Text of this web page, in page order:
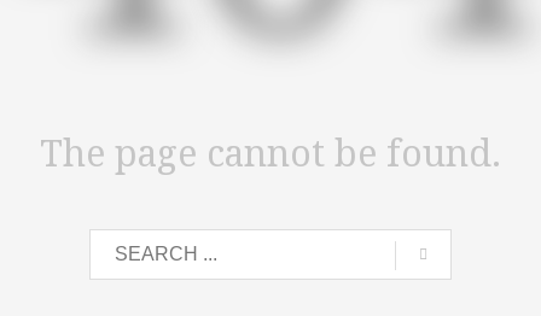
The page cannot be found.